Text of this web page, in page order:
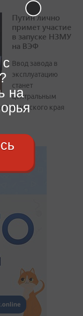
Путин лично
примет участие
в запуске НЗМУ
на ВЭФ
Ввод завода в
эксплуатацию
станет
центральным
Приморского края
на